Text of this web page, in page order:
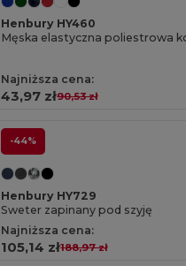
Henbury HY460
Męska elastyczna poliestrowa
Najniższa cena:
43,97 zł90,53 zł
-44%
Henbury HY729
Sweter zapinany pod szyję
Najniższa cena:
105,14 zł188,97 zł